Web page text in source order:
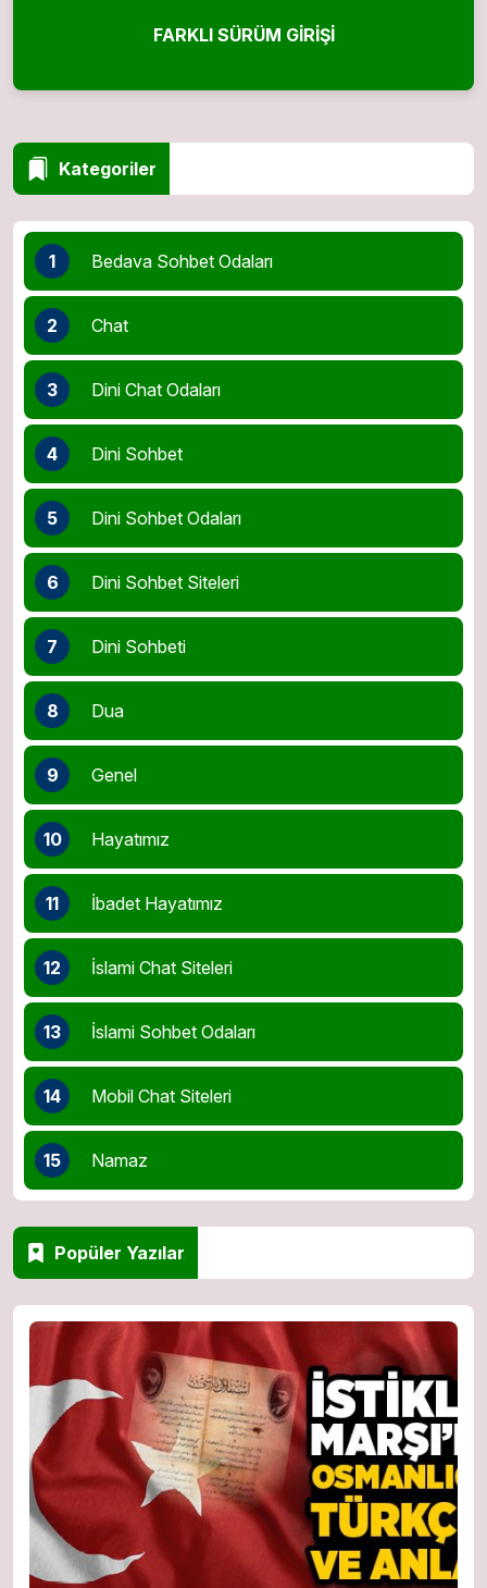
FARKLI SÜRÜM GIRIŞI
Kategoriler
1 Bedava Sohbet Odaları
2 Chat
3 Dini Chat Odaları
4 Dini Sohbet
5 Dini Sohbet Odaları
6 Dini Sohbet Siteleri
7 Dini Sohbeti
8 Dua
9 Genel
10 Hayatımız
11 İbadet Hayatımız
12 İslami Chat Siteleri
13 İslami Sohbet Odaları
14 Mobil Chat Siteleri
15 Namaz
Popüler Yazılar